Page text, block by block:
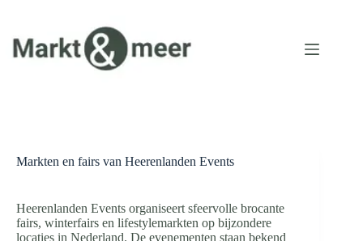
de
inhoud
Markten en fairs van Heerenlanden Events
Heerenlanden Events organiseert sfeervolle brocante
fairs, winterfairs en lifestylemarkten op bijzondere
locaties in Nederland. De evenementen staan bekend